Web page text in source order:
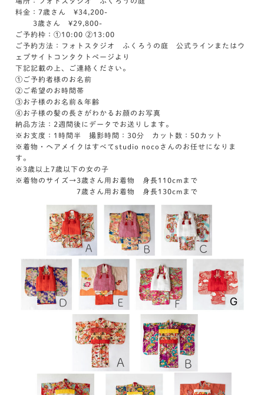
料金：7歳さん ¥34,200-
3歳さん ¥29,800-
ご予約枠：①10:00 ②13:00
ご予約方法：フォトスタジオ ふくろうの庭 公式ラインまたはウ
ェブサイトコンタクトページより
下記記載の上、ご連絡ください。
①ご予約者様のお名前
②ご希望のお時間帯
③お子様のお名前＆年齢
④お子様の髪の長さがわかるお顔のお写真
納品方法：2週間後にデータでお送りします。
※お支度：1時間半 撮影時間：30分 カット数：50カット
※着物・ヘアメイクはすべてstudio nocoさんのお任せになりま
す。
※3歳以上7歳以下の女の子
※着物のサイズ→3歳さん用お着物 身長110cmまで
7歳さん用お着物 身長130cmまで